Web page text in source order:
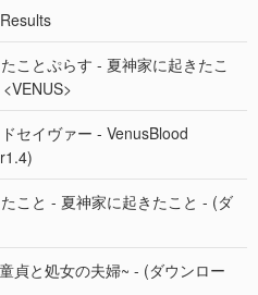
Results
ことぷらす - 夏神家に起きたこ
セイヴァー - VenusBlood
こと - 夏神家に起きたこと - (ダ
貞と処女の夫婦~ - (ダウンロー